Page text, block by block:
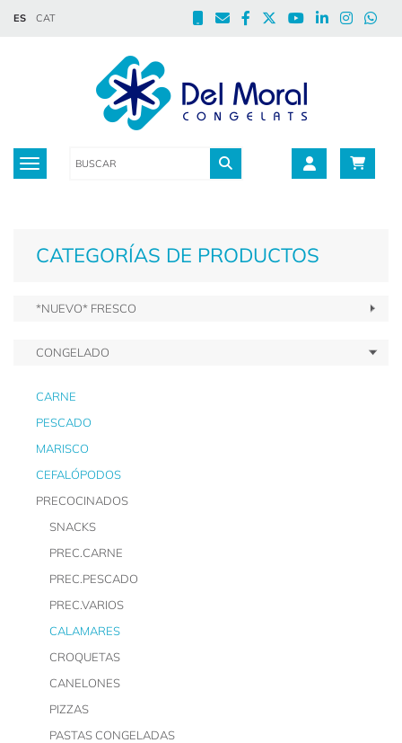
ES CAT
Toggle navigation
CATEGORÍAS DE PRODUCTOS
*NUEVO* FRESCO
CONGELADO
CARNE
PESCADO
MARISCO
CEFALÓPODOS
PRECOCINADOS
SNACKS
PREC.CARNE
PREC.PESCADO
PREC.VARIOS
CALAMARES
CROQUETAS
CANELONES
PIZZAS
PASTAS CONGELADAS